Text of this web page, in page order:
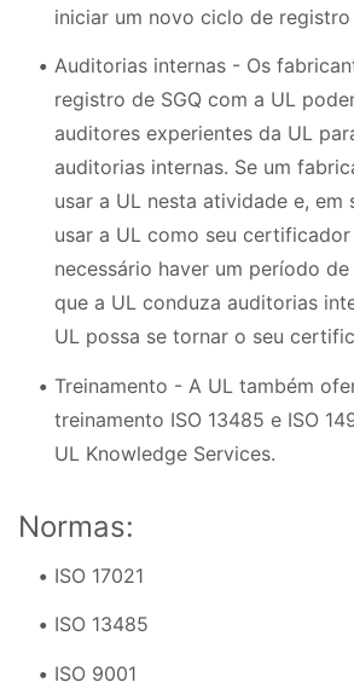
iniciar um novo ciclo de
Auditorias internas - Os
registro de SGQ com a UL
auditores experientes da UL
auditorias internas. Se um
usar a UL nesta atividade e, em
usar a UL como seu certificador
necessário haver um período
que a UL conduza auditorias
UL possa se tornar o seu
Treinamento - A UL também
treinamento ISO 13485 e ISO
UL Knowledge Services.
Normas:
ISO 17021
ISO 13485
ISO 9001